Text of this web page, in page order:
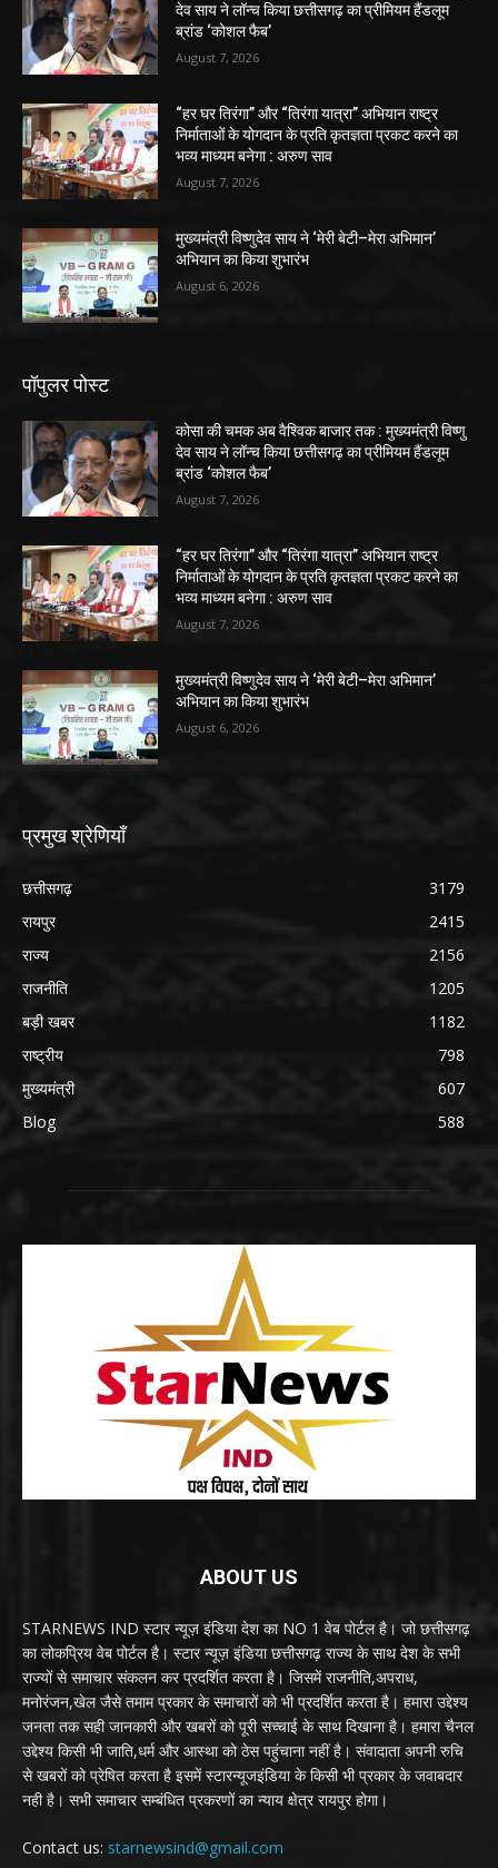
देव साय ने लॉन्च किया छत्तीसगढ़ का प्रीमियम हैंडलूम
ब्रांड ‘कोशल फैब’
August 7, 2026
“हर घर तिरंगा” और “तिरंगा यात्रा” अभियान राष्ट्र
निर्माताओं के योगदान के प्रति कृतज्ञता प्रकट करने का
भव्य माध्यम बनेगा : अरुण साव
August 7, 2026
मुख्यमंत्री विष्णुदेव साय ने ‘मेरी बेटी–मेरा अभिमान’
अभियान का किया शुभारंभ
August 6, 2026
पॉपुलर पोस्ट
कोसा की चमक अब वैश्विक बाजार तक : मुख्यमंत्री विष्णु
देव साय ने लॉन्च किया छत्तीसगढ़ का प्रीमियम हैंडलूम
ब्रांड ‘कोशल फैब’
August 7, 2026
“हर घर तिरंगा” और “तिरंगा यात्रा” अभियान राष्ट्र
निर्माताओं के योगदान के प्रति कृतज्ञता प्रकट करने का
भव्य माध्यम बनेगा : अरुण साव
August 7, 2026
मुख्यमंत्री विष्णुदेव साय ने ‘मेरी बेटी–मेरा अभिमान’
अभियान का किया शुभारंभ
August 6, 2026
प्रमुख श्रेणियाँ
छत्तीसगढ़
3179
रायपुर
2415
राज्य
2156
राजनीति
1205
बड़ी खबर
1182
राष्ट्रीय
798
मुख्यमंत्री
607
Blog
588
ABOUT US
STARNEWS IND स्टार न्यूज़ इंडिया देश का NO 1 वेब पोर्टल है। जो छत्तीसगढ़
का लोकप्रिय वेब पोर्टल है। स्टार न्यूज़ इंडिया छत्तीसगढ़ राज्य के साथ देश के सभी
राज्यों से समाचार संकलन कर प्रदर्शित करता है। जिसमें राजनीति,अपराध,
मनोरंजन,खेल जैसे तमाम प्रकार के समाचारों को भी प्रदर्शित करता है। हमारा उद्देश्य
जनता तक सही जानकारी और खबरों को पूरी सच्चाई के साथ दिखाना है। हमारा चैनल
उद्देश्य किसी भी जाति,धर्म और आस्था को ठेस पहुंचाना नहीं है। संवादाता अपनी रुचि
से खबरों को प्रेषित करता है इसमें स्टारन्यूजइंडिया के किसी भी प्रकार के जवाबदार
नही है। सभी समाचार सम्बंधित प्रकरणों का न्याय क्षेत्र रायपुर होगा।
Contact us: starnewsind@gmail.com